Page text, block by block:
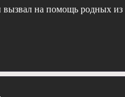
вызвал на помощь родных из